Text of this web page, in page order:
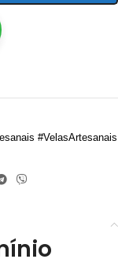
#VelasArtesanais